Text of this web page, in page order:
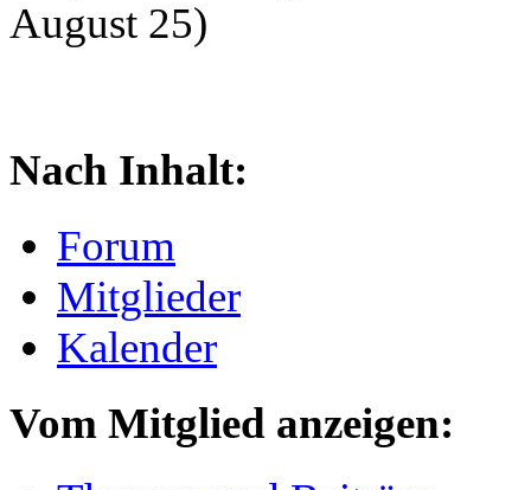
August 25)
Nach Inhalt:
Forum
Mitglieder
Kalender
Vom Mitglied anzeigen: